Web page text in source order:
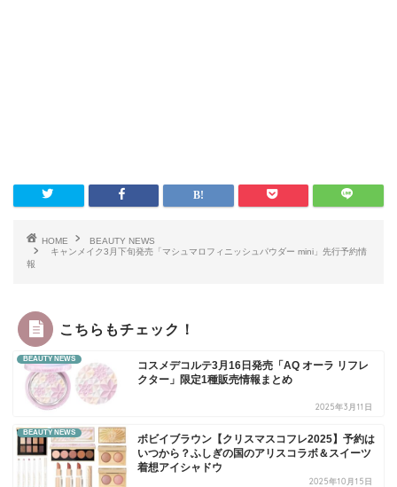
HOME
BEAUTY NEWS
キャンメイク3月下旬発売「マシュマロフィニッシュパウダー mini」先行予約情
報
こちらもチェック！
BEAUTY NEWS
コスメデコルテ3月16日発売「AQ オーラ リフレ
クター」限定1種販売情報まとめ
2025年3月11日
BEAUTY NEWS
ボビイブラウン【クリスマスコフレ2025】予約は
いつから？ふしぎの国のアリスコラボ＆スイーツ
着想アイシャドウ
2025年10月15日